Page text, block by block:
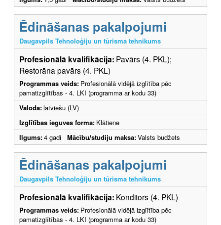
Ēdināšanas pakalpojumi
Daugavpils Tehnoloģiju un tūrisma tehnikums
Profesionālā kvalifikācija: Pavārs (4. PKL);
Restorāna pavārs (4. PKL)
Programmas veids: Profesionālā vidējā izglītība pēc
pamatizglītības - 4. LKI (programma ar kodu 33)
Valoda:latviešu (LV)
Izglītības ieguves forma: Klātiene
Ilgums:4 gadi Mācību/studiju maksa:Valsts budžets
Ēdināšanas pakalpojumi
Daugavpils Tehnoloģiju un tūrisma tehnikums
Profesionālā kvalifikācija: Konditors (4. PKL)
Programmas veids: Profesionālā vidējā izglītība pēc
pamatizglītības - 4. LKI (programma ar kodu 33)